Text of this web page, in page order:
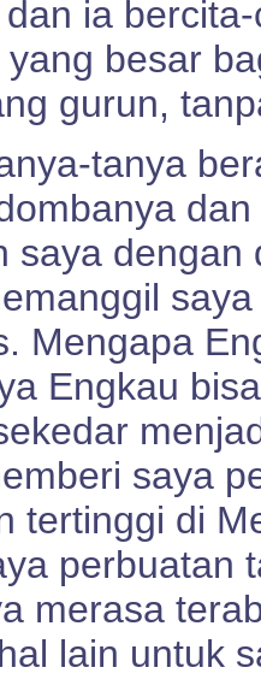
ia
besar
gurun,
tanya
saya
Mengapa
Engkau
saya
tertinggi di
perbuatan
merasa
lain untuk